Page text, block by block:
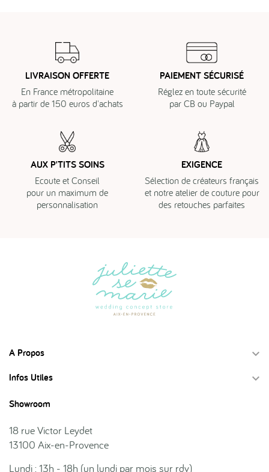
LIVRAISON OFFERTE
En France métropolitaine
à partir de 150 euros d'achats
PAIEMENT SÉCURISÉ
Réglez en toute sécurité
par CB ou Paypal
AUX P'TITS SOINS
Ecoute et Conseil
pour un maximum de
personnalisation
EXIGENCE
Sélection de créateurs français
et notre atelier de couture pour
des retouches parfaites
A Propos 
Infos Utiles 
Showroom
18 rue Victor Leydet
13100 Aix-en-Provence
Lundi : 13h - 18h (un lundi par mois sur rdv)